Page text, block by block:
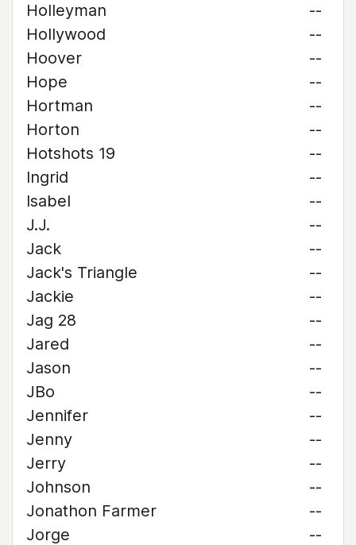
Holleyman
--
Hollywood
--
Hoover
--
Hope
--
Hortman
--
Horton
--
Hotshots 19
--
Ingrid
--
Isabel
--
J.J.
--
Jack
--
Jack's Triangle
--
Jackie
--
Jag 28
--
Jared
--
Jason
--
JBo
--
Jennifer
--
Jenny
--
Jerry
--
Johnson
--
Jonathon Farmer
--
Jorge
--